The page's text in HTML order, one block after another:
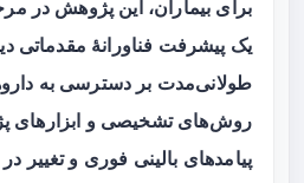
برای بیماران، این پژوهش در
یک پیشرفت فناورانهٔ مقدماتی
طولانی‌مدت بر دسترسی به
روش‌های تشخیصی و ابزارهای
پیامدهای بالینی فوری و تغییر